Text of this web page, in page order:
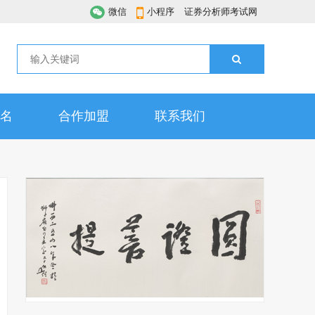
微信 小程序 证券分析师考试网
合作加盟 联系我们